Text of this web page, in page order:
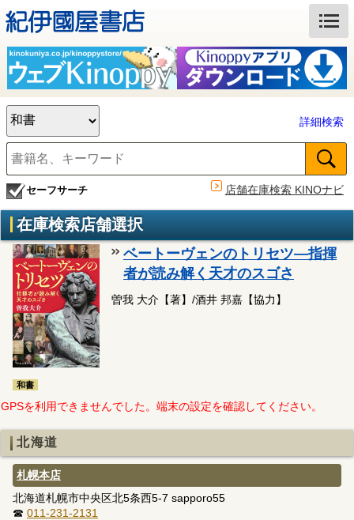
詳細検索
セーフサーチ 店舗在庫検索 KINOナビ
在庫検索店舗選択
和書
ベートーヴェンのトリセツ―指揮
者が読み解く天才のスゴさ
曽我 大介【著】/酒井 邦嘉【協力】
GPSを利用できませんでした。端末の設定を確認してください。
北海道
札幌本店
北海道札幌市中央区北5条西5-7 sapporo55
☎ 011-231-2131